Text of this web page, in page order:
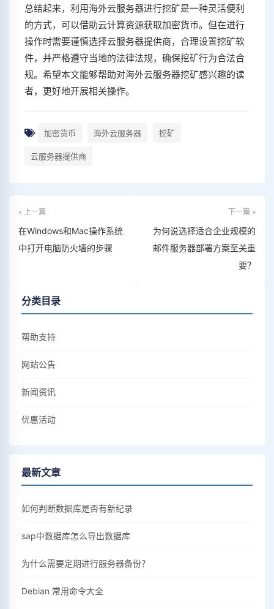
总结起来，利用海外云服务器进行挖矿是一种灵活便利
的方式，可以借助云计算资源获取加密货币。但在进行
操作时需要谨慎选择云服务器提供商，合理设置挖矿软
件，并严格遵守当地的法律法规，确保挖矿行为合法合
规。希望本文能够帮助对海外云服务器挖矿感兴趣的读
者，更好地开展相关操作。
加密货币 海外云服务器 挖矿
云服务器提供商
« 上一篇
在Windows和Mac操作系统
中打开电脑防火墙的步骤
下一篇 »
为何说选择适合企业规模的
邮件服务器部署方案至关重
要？
分类目录
帮助支持
网站公告
新闻资讯
优惠活动
最新文章
如何判断数据库是否有新纪录
sap中数据库怎么导出数据库
为什么需要定期进行服务器备份？
Debian 常用命令大全